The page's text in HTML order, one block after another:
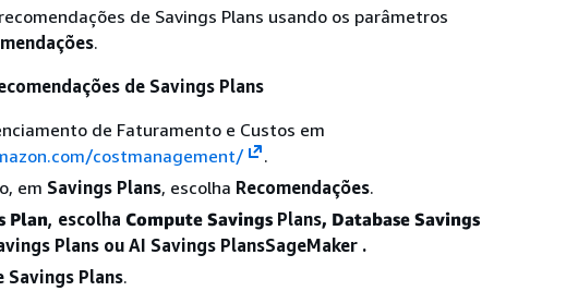
de Savings Plans usando os parâmetros
.
de Savings Plans
de Faturamento e Custos em
costmanagement/
.
em Savings Plans, escolha Recomendações.
Plan, escolha Compute Savings Plans, Database Savings
Plans ou AI Savings PlansSageMaker .
Savings Plans.